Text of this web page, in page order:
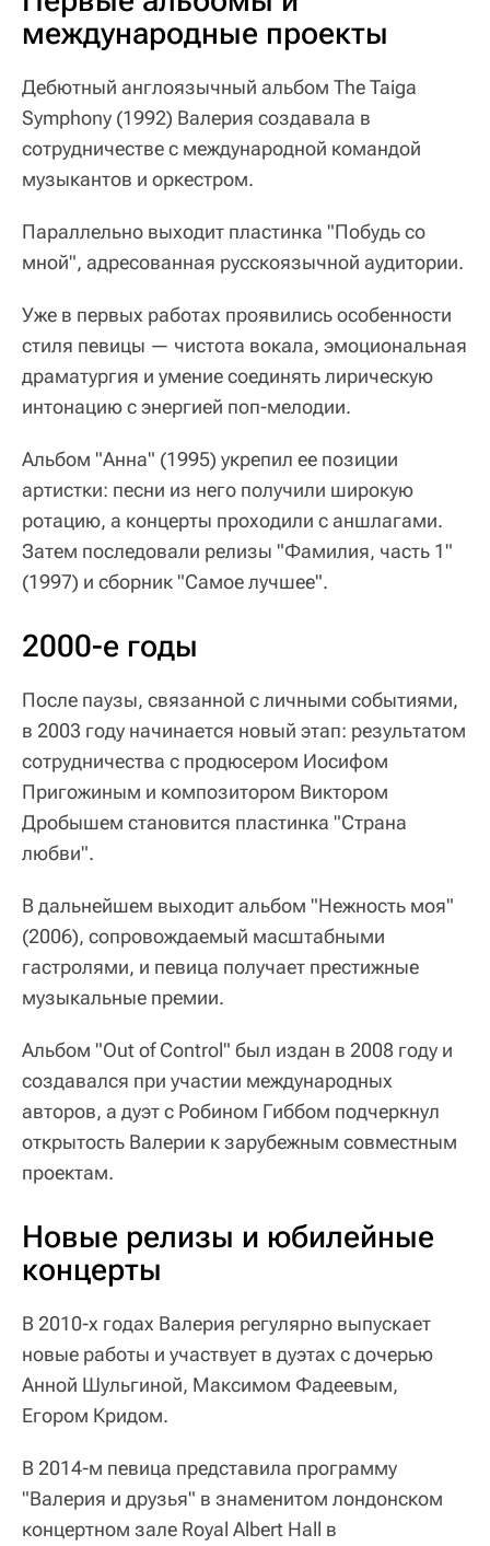
международные проекты
Дебютный англоязычный альбом The Taiga
Symphony (1992) Валерия создавала в
сотрудничестве с международной командой
музыкантов и оркестром.
Параллельно выходит пластинка "Побудь со
мной", адресованная русскоязычной аудитории.
Уже в первых работах проявились особенности
стиля певицы — чистота вокала, эмоциональная
драматургия и умение соединять лирическую
интонацию с энергией поп-мелодии.
Альбом "Анна" (1995) укрепил ее позиции
артистки: песни из него получили широкую
ротацию, а концерты проходили с аншлагами.
Затем последовали релизы "Фамилия, часть 1"
(1997) и сборник "Самое лучшее".
2000-е годы
После паузы, связанной с личными событиями,
в 2003 году начинается новый этап: результатом
сотрудничества с продюсером Иосифом
Пригожиным и композитором Виктором
Дробышем становится пластинка "Страна
любви".
В дальнейшем выходит альбом "Нежность моя"
(2006), сопровождаемый масштабными
гастролями, и певица получает престижные
музыкальные премии.
Альбом "Out of Control" был издан в 2008 году и
создавался при участии международных
авторов, а дуэт с Робином Гиббом подчеркнул
открытость Валерии к зарубежным совместным
проектам.
Новые релизы и юбилейные
концерты
В 2010-х годах Валерия регулярно выпускает
новые работы и участвует в дуэтах с дочерью
Анной Шульгиной, Максимом Фадеевым,
Егором Кридом.
В 2014-м певица представила программу
"Валерия и друзья" в знаменитом лондонском
концертном зале Royal Albert Hall в